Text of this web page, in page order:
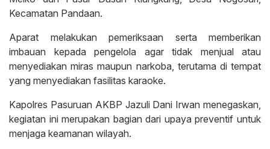
Kecamatan Pandaan.
Aparat melakukan pemeriksaan serta memberikan
imbauan kepada pengelola agar tidak menjual atau
menyediakan miras maupun narkoba, terutama di tempat
yang menyediakan fasilitas karaoke.
Kapolres Pasuruan AKBP Jazuli Dani Irwan menegaskan,
kegiatan ini merupakan bagian dari upaya preventif untuk
menjaga keamanan wilayah.